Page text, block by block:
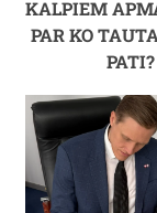
KALPIEM
PAR KO
PATI?